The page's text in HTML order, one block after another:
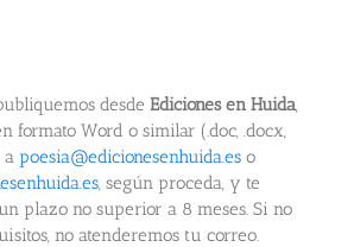
desde Ediciones en Huida,
formato Word o similar (.doc, .docx,
a poesia@edicionesenhuida.es o
, según proceda, y te
plazo no superior a 8 meses. Si no
no atenderemos tu correo.